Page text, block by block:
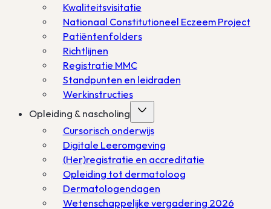
Kwaliteitsvisitatie
Nationaal Constitutioneel Eczeem Project
Patiëntenfolders
Richtlijnen
Registratie MMC
Standpunten en leidraden
Werkinstructies
Opleiding & nascholing
Cursorisch onderwijs
Digitale Leeromgeving
(Her)registratie en accreditatie
Opleiding tot dermatoloog
Dermatologendagen
Wetenschappelijke vergadering 2026